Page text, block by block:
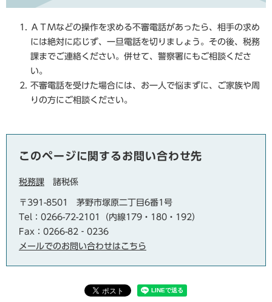
ＡＴＭなどの操作を求める不審電話があったら、相手の求め
には絶対に応じず、一旦電話を切りましょう。その後、税務
課までご連絡ください。併せて、警察署にもご相談くださ
い。
不審電話を受けた場合には、お一人で悩まずに、ご家族や周
りの方にご相談ください。
このページに関するお問い合わせ先
税務課 諸税係
〒391-8501
茅野市塚原二丁目6番1号
Tel：0266-72-2101（内線179・180・192）
Fax：0266-82‐0236
メールでのお問い合わせはこちら